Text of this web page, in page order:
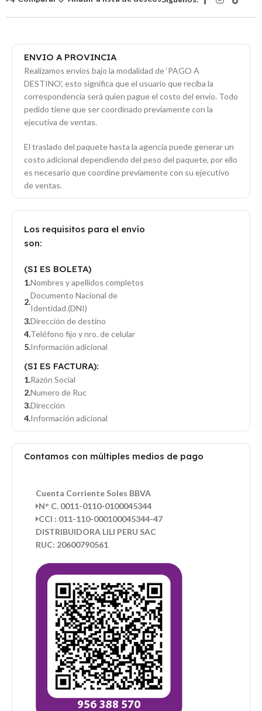
ENVIO A PROVINCIA
Realizamos envíos bajo la modalidad de ‘PAGO A
DESTINO’, esto significa que el usuario que reciba la
correspondencia será quien pague el costo del envío. Todo
pedido tiene que ser coordinado previamente con la
ejecutiva de ventas.
El traslado del paquete hasta la agencia puede generar un
costo adicional dependiendo del peso del paquete, por ello
es necesario que coordine previamente con su ejecutivo
de ventas.
Los requisitos para el envío
son:
(SI ES BOLETA)
Nombres y apellidos completos
Documento Nacional de
Identidad (DNI)
Dirección de destino
Teléfono fijo y nro. de celular
Información adicional
(SI ES FACTURA):
Razón Social
Numero de Ruc
Dirección
Información adicional
Contamos con múltiples medios de pago
Cuenta Corriente Soles BBVA
N° C. 0011-0110-0100045344
CCI : 011-110-000100045344-47
DISTRIBUIDORA LILI PERU SAC
RUC: 20600790561